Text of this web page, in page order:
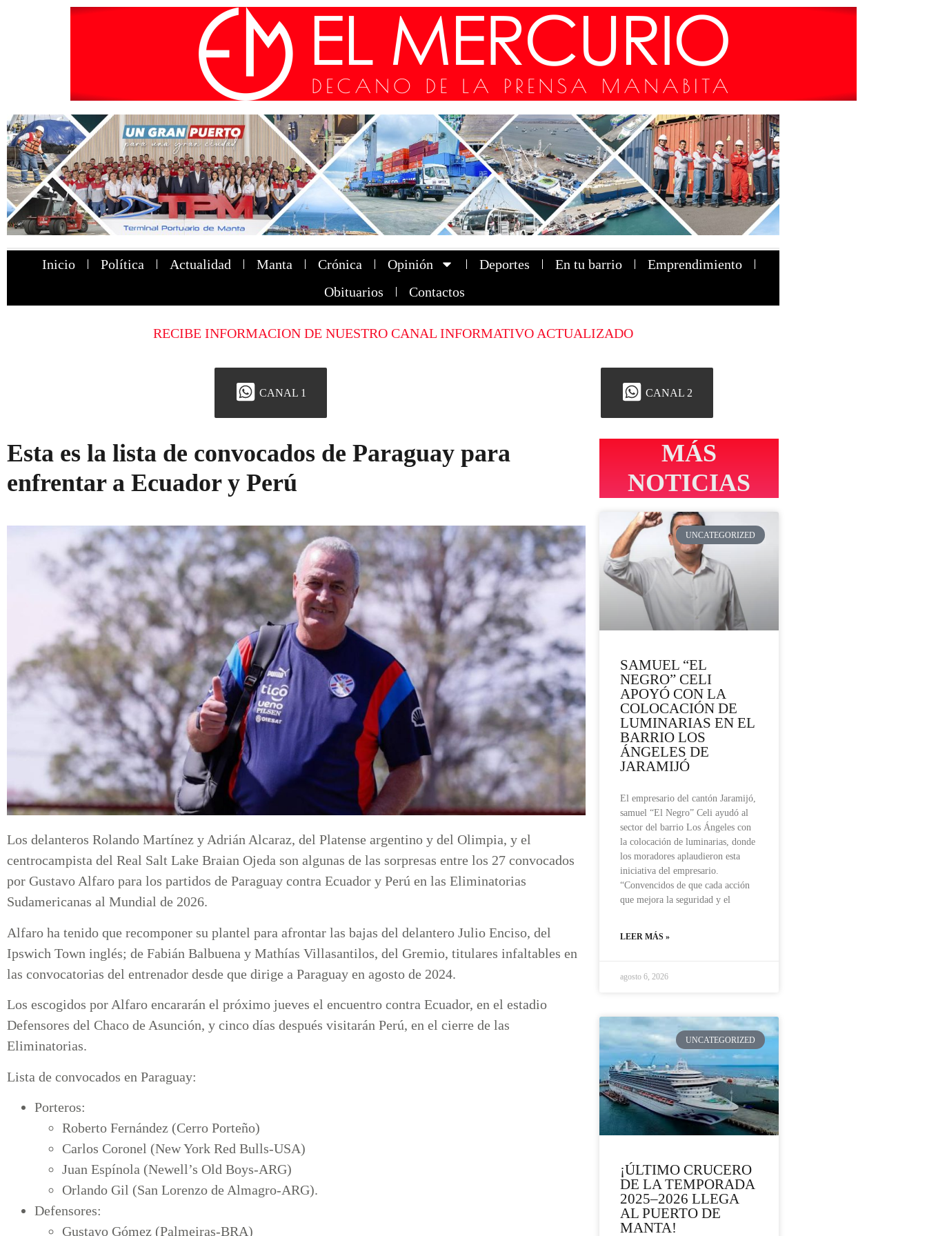
Inicio Política Actualidad Manta Crónica Opinión Deportes En tu barrio
Emprendimiento
Obituarios
Contactos
RECIBE INFORMACION DE NUESTRO CANAL INFORMATIVO ACTUALIZADO
CANAL 1 CANAL 2
Esta es la lista de convocados de Paraguay para
enfrentar a Ecuador y Perú
Los delanteros Rolando Martínez y Adrián Alcaraz, del Platense argentino y del Olimpia, y el
centrocampista del Real Salt Lake Braian Ojeda son algunas de las sorpresas entre los 27 convocados
por Gustavo Alfaro para los partidos de Paraguay contra Ecuador y Perú en las Eliminatorias
Sudamericanas al Mundial de 2026.
Alfaro ha tenido que recomponer su plantel para afrontar las bajas del delantero Julio Enciso, del
Ipswich Town inglés; de Fabián Balbuena y Mathías Villasantilos, del Gremio, titulares infaltables en
las convocatorias del entrenador desde que dirige a Paraguay en agosto de 2024.
Los escogidos por Alfaro encararán el próximo jueves el encuentro contra Ecuador, en el estadio
Defensores del Chaco de Asunción, y cinco días después visitarán Perú, en el cierre de las
Eliminatorias.
Lista de convocados en Paraguay:
Porteros:
Roberto Fernández (Cerro Porteño)
Carlos Coronel (New York Red Bulls-USA)
Juan Espínola (Newell’s Old Boys-ARG)
Orlando Gil (San Lorenzo de Almagro-ARG).
Defensores:
Gustavo Gómez (Palmeiras-BRA)
MÁS
NOTICIAS
UNCATEGORIZED
SAMUEL “EL
NEGRO” CELI
APOYÓ CON LA
COLOCACIÓN DE
LUMINARIAS EN EL
BARRIO LOS
ÁNGELES DE
JARAMIJÓ
El empresario del cantón Jaramijó,
samuel “El Negro” Celi ayudó al
sector del barrio Los Ángeles con
la colocación de luminarias, donde
los moradores aplaudieron esta
iniciativa del empresario.
“Convencidos de que cada acción
que mejora la seguridad y el
LEER MÁS »
agosto 6, 2026
UNCATEGORIZED
¡ÚLTIMO CRUCERO
DE LA TEMPORADA
2025–2026 LLEGA
AL PUERTO DE
MANTA!